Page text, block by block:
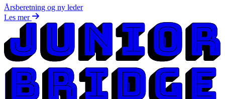
Årsberetning og ny leder
Les mer